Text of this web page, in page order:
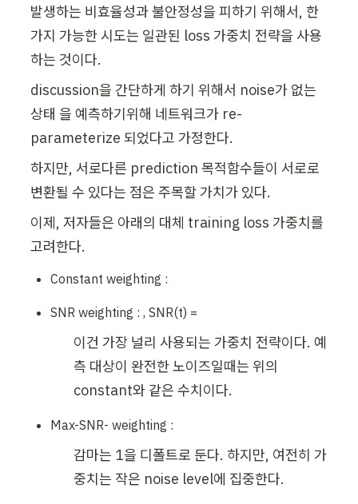
발생하는 비효율성과 불안정성을 피하기 위해서, 한
가지 가능한 시도는 일관된 loss 가중치 전략을 사용
하는 것이다.
discussion을 간단하게 하기 위해서 noise가 없는
상태 을 예측하기위해 네트워크가 re-
parameterize 되었다고 가정한다.
하지만, 서로다른 prediction 목적함수들이 서로로
변환될 수 있다는 점은 주목할 가치가 있다.
이제, 저자들은 아래의 대체 training loss 가중치를
고려한다.
Constant weighting :
SNR weighting : , SNR(t) =
이건 가장 널리 사용되는 가중치 전략이다. 예
측 대상이 완전한 노이즈일때는 위의
constant와 같은 수치이다.
Max-SNR- weighting :
감마는 1을 디폴트로 둔다. 하지만, 여전히 가
중치는 작은 noise level에 집중한다.